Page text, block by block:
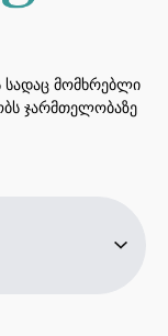
სადაც მომხრებლი
ჯარმთელობაზე